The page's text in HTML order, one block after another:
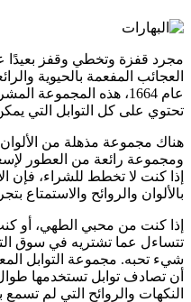
مجرد قفزة وتخطي وقفز بعيدًا
العجائب المفعمة بالحيوية
عام 1664، هذه المجموعة
تحتوي على كل التوابل التي
هناك مجموعة مذهلة من
ومجموعة رائعة من العطور
إذا كنت لا تخطط للشراء، فإن
بالألوان والروائح والاستمتاع
إذا كنت من محبي الطهي، أو
تتساءل عما تشتريه في سوق
شيء تحبه. مجموعة التوابل
أن تصادف توابل تستخدمها
النكهات والروائح التي لم تسمع